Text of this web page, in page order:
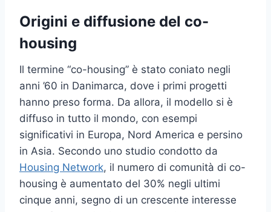
Origini e diffusione del co-
housing
Il termine “co-housing” è stato coniato negli
anni ’60 in Danimarca, dove i primi progetti
hanno preso forma. Da allora, il modello si è
diffuso in tutto il mondo, con esempi
significativi in Europa, Nord America e persino
in Asia. Secondo uno studio condotto da
Housing Network, il numero di comunità di co-
housing è aumentato del 30% negli ultimi
cinque anni, segno di un crescente interesse